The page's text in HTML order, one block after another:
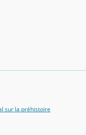
sur la préhistoire